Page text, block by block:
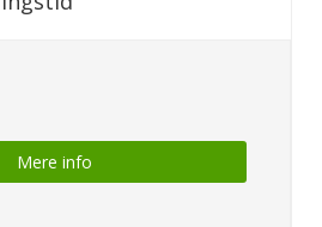
Mere info